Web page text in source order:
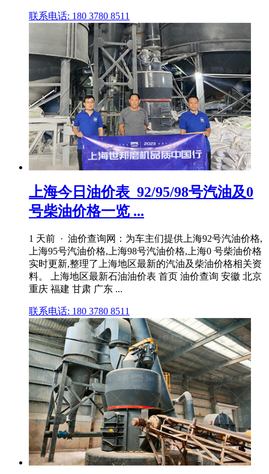
联系电话: 180 3780 8511
上海今日油价表_92/95/98号汽油及0
号柴油价格一览 ...
1 天前 · 油价查询网：为车主们提供上海92号汽油价格,
上海95号汽油价格,上海98号汽油价格,上海0 号柴油价格
实时更新,整理了上海地区最新的汽油及柴油价格相关资
料。 上海地区最新石油油价表 首页 油价查询 安徽 北京
重庆 福建 甘肃 广东 ...
联系电话: 180 3780 8511